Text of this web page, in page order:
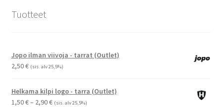
Tuotteet
Jopo ilman viivoja - tarrat (Outlet)
2,50€ (sis. alv 25,5%)
Helkama kilpi logo - tarra (Outlet)
1,50€– 2,90€Hintaluokka:
(sis. alv 25,5%)